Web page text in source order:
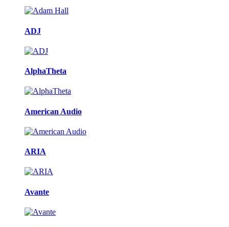
ADJ
AlphaTheta
American Audio
ARIA
Avante